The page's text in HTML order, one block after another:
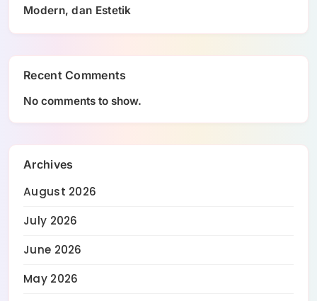
Modern, dan Estetik
Recent Comments
No comments to show.
Archives
August 2026
July 2026
June 2026
May 2026